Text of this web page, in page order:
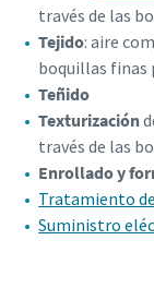
través de las
Tejido: aire
boquillas
Teñido
Texturización
través de las
Enrollado y
Tratamiento
Suministro